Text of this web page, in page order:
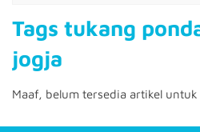
Tags tukang
jogja
Maaf, belum tersedia artikel